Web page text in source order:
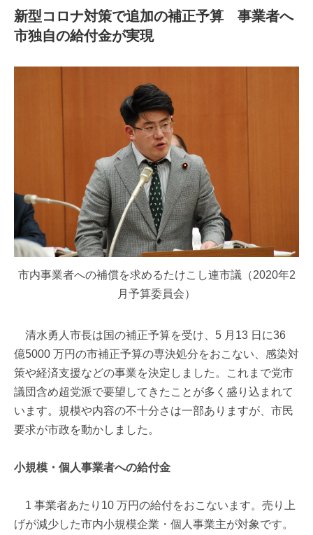
新型コロナ対策で追加の補正予算 事業者へ
市独自の給付金が実現
市内事業者への補償を求めるたけこし連市議（2020年2
月予算委員会）
清水勇人市長は国の補正予算を受け、5 月13 日に36
億5000 万円の市補正予算の専決処分をおこない、感染対
策や経済支援などの事業を決定しました。これまで党市
議団含め超党派で要望してきたことが多く盛り込まれて
います。規模や内容の不十分さは一部ありますが、市民
要求が市政を動かしました。
小規模・個人事業者への給付金
1 事業者あたり10 万円の給付をおこないます。売り上
げが減少した市内小規模企業・個人事業主が対象です。